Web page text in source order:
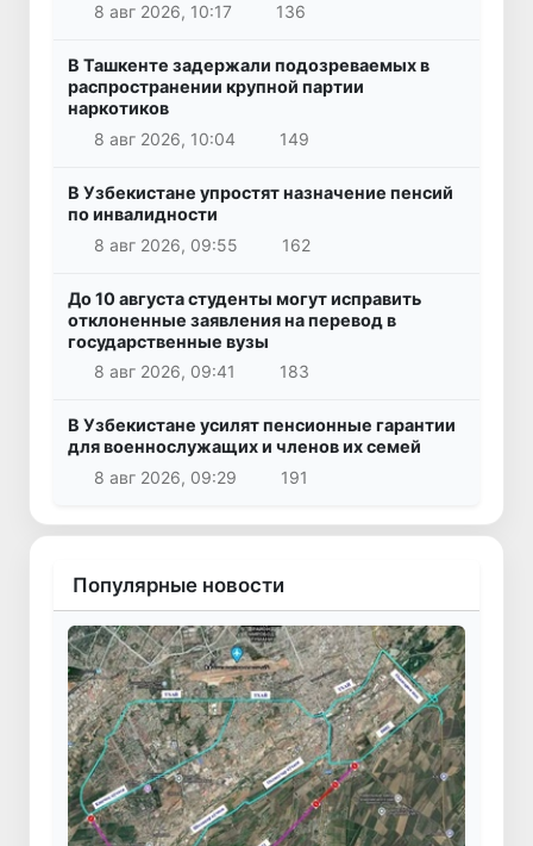
8 авг 2026, 10:17
136
В Ташкенте задержали подозреваемых в
распространении крупной партии
наркотиков
8 авг 2026, 10:04
149
В Узбекистане упростят назначение пенсий
по инвалидности
8 авг 2026, 09:55
162
До 10 августа студенты могут исправить
отклоненные заявления на перевод в
государственные вузы
8 авг 2026, 09:41
183
В Узбекистане усилят пенсионные гарантии
для военнослужащих и членов их семей
8 авг 2026, 09:29
191
Популярные новости